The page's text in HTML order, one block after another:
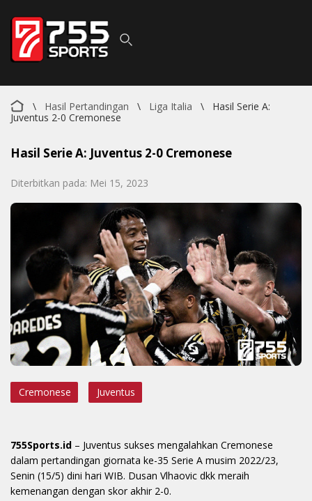
\ Hasil Pertandingan \ Liga Italia \
Hasil Serie A:
Juventus 2-0 Cremonese
Hasil Serie A: Juventus 2-0 Cremonese
Diterbitkan pada: Mei 15, 2023
Cremonese Juventus
755Sports.id – Juventus sukses mengalahkan Cremonese
dalam pertandingan giornata ke-35 Serie A musim 2022/23,
Senin (15/5) dini hari WIB. Dusan Vlhaovic dkk meraih
kemenangan dengan skor akhir 2-0.